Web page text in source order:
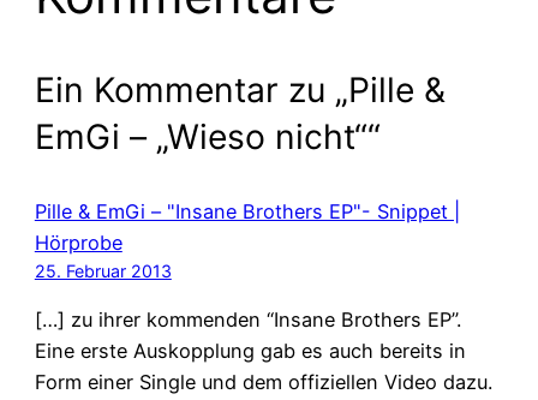
Ein Kommentar zu „Pille &
EmGi – „Wieso nicht““
Pille & EmGi – "Insane Brothers EP"- Snippet |
Hörprobe
25. Februar 2013
[…] zu ihrer kommenden “Insane Brothers EP”.
Eine erste Auskopplung gab es auch bereits in
Form einer Single und dem offiziellen Video dazu.